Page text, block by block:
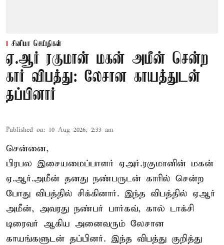
சினிமா செய்திகள்
ஏ.ஆர் ரகுமான் மகன் அமீன் சென்ற
கார் விபத்து: லேசான காயத்துடன்
தப்பினார்
Published on: 10 Aug 2026, 2:33 am
சென்னை,
பிரபல இசையமைப்பாளர் ஏஅர்.ரகுமானின் மகன்
ஏ.ஆர்.அமீன் தனது நண்பருடன் காரில் சென்ற
போது விபத்தில் சிக்கினார். இந்த விபத்தில் ஏஆர்
அமீன், அவரது நண்பர் பார்கவ், கால் டாக்சி
டிரைவர் ஆகிய அனைவரும் லேசான
காயங்களுடன் தப்பினர். இந்த விபத்து குறித்து